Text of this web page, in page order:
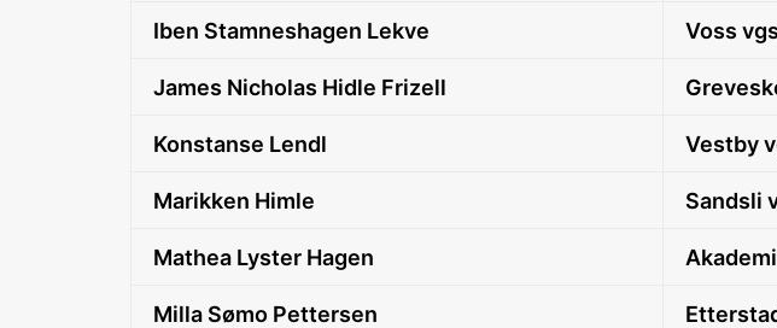
Iben Stamneshagen Lekve Voss vgs
James Nicholas Hidle Frizell
Konstanse Lendl Vestby
Marikken Himle Sandsli
Mathea Lyster Hagen
Milla Sømo Pettersen